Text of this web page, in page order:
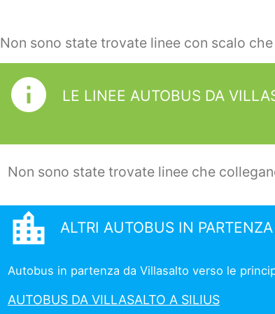
Non sono state trovate linee con scalo
info LE LINEE AUTOBUS DA
Non sono state trovate linee che
location_city ALTRI AUTOBUS IN
Autobus in partenza da Villasalto verso le
AUTOBUS DA VILLASALTO A SILIUS